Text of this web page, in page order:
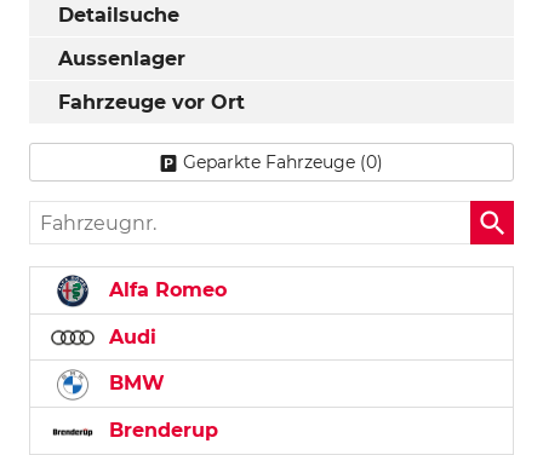
Detailsuche
Aussenlager
Fahrzeuge vor Ort
Geparkte Fahrzeuge (0)
Fahrzeugnr.
Alfa Romeo
Audi
BMW
Brenderup